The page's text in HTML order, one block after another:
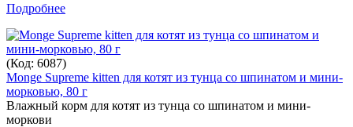
Подробнее
(Код: 6087)
Monge Supreme kitten для котят из тунца со шпинатом и мини-
морковью, 80 г
Влажный корм для котят из тунца со шпинатом и мини-
моркови